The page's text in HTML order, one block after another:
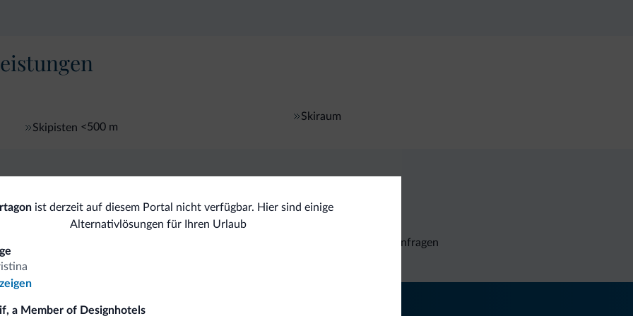
Skipisten <500 m
Skiraum
ist derzeit auf diesem Portal nicht verfügbar. Hier sind einige
Alternativlösungen für Ihren Urlaub
a Member of Designhotels
Unverbindliche Anfragen